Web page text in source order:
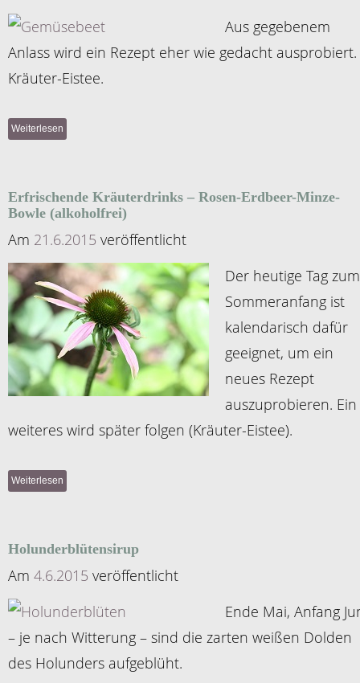
Aus gegebenem
Anlass wird ein Rezept eher wie gedacht ausprobiert.
Kräuter-Eistee.
Weiterlesen
Erfrischende Kräuterdrinks – Rosen-Erdbeer-Minze-
Bowle (alkoholfrei)
Am 21.6.2015 veröffentlicht
Der heutige Tag zum
Sommeranfang ist
kalendarisch dafür
geeignet, um ein
neues Rezept
auszuprobieren. Ein
weiteres wird später folgen (Kräuter-Eistee).
Weiterlesen
Holunderblütensirup
Am 4.6.2015 veröffentlicht
Ende Mai, Anfang
– je nach Witterung – sind die zarten weißen Dolden
des Holunders aufgeblüht.